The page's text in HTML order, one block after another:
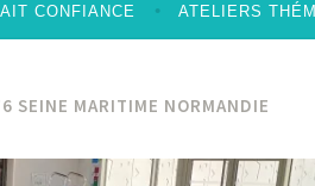
CONFIANCE ATELIERS
SEINE MARITIME NORMANDIE